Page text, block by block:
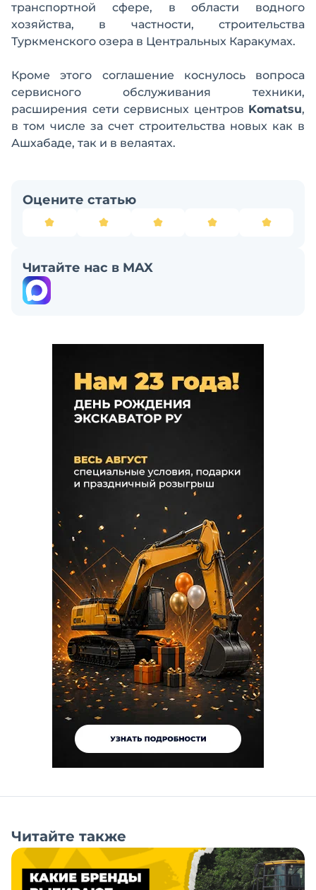
транспортной сфере, в области водного
хозяйства, в частности, строительства
Туркменского озера в Центральных Каракумах.
Кроме этого соглашение коснулось вопроса
сервисного обслуживания техники,
расширения сети сервисных центров Komatsu,
в том числе за счет строительства новых как в
Ашхабаде, так и в велаятах.
Оцените статью
Читайте нас в MAX
Читайте также